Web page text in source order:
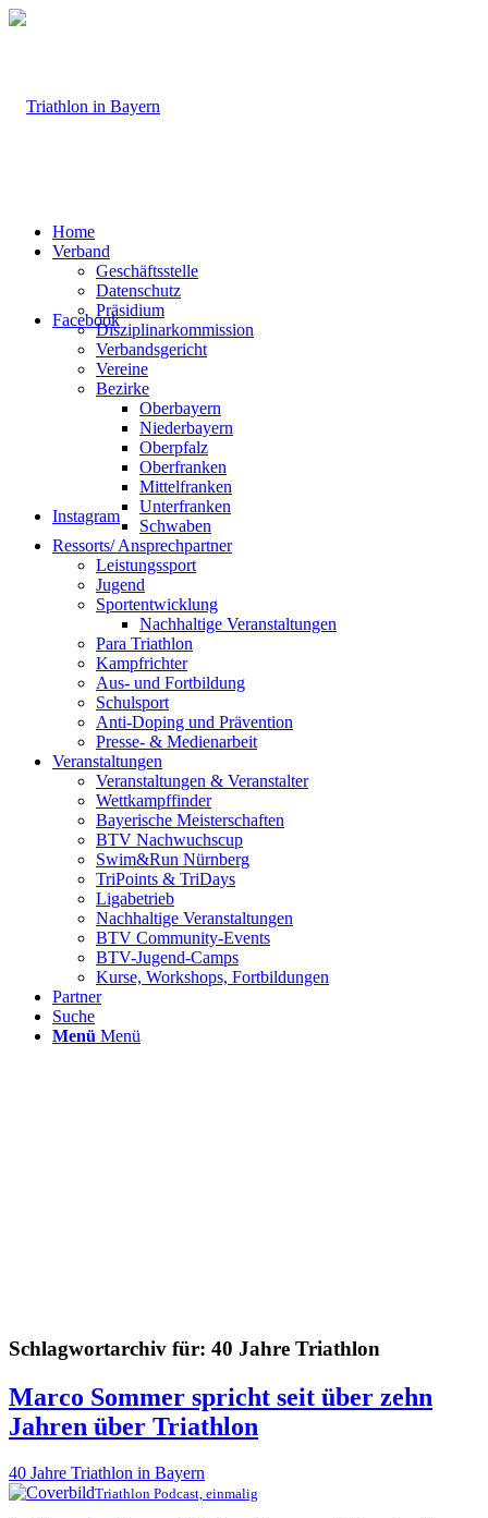
Facebook
Instagram
Home
Verband
Geschäftsstelle
Datenschutz
Präsidium
Disziplinarkommission
Verbandsgericht
Vereine
Bezirke
Oberbayern
Niederbayern
Oberpfalz
Oberfranken
Mittelfranken
Unterfranken
Schwaben
Ressorts/ Ansprechpartner
Leistungssport
Jugend
Sportentwicklung
Nachhaltige Veranstaltungen
Para Triathlon
Kampfrichter
Aus- und Fortbildung
Schulsport
Anti-Doping und Prävention
Presse- & Medienarbeit
Veranstaltungen
Veranstaltungen & Veranstalter
Wettkampffinder
Bayerische Meisterschaften
BTV Nachwuchscup
Swim&Run Nürnberg
TriPoints & TriDays
Ligabetrieb
Nachhaltige Veranstaltungen
BTV Community-Events
BTV-Jugend-Camps
Kurse, Workshops, Fortbildungen
Partner
Suche
Menü Menü
Schlagwortarchiv für: 40 Jahre Triathlon
Marco Sommer spricht seit über zehn
Jahren über Triathlon
40 Jahre Triathlon in Bayern
Triathlon Podcast, einmalig